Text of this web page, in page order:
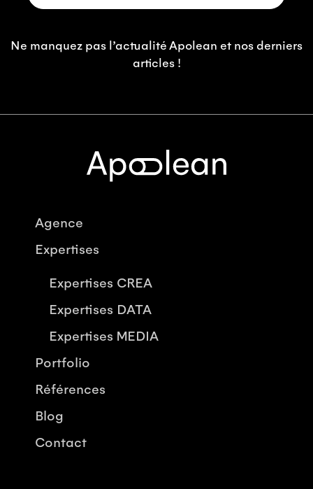
Ne manquez pas l’actualité Apolean et nos derniers
articles !
Agence
Expertises
Expertises CREA
Expertises DATA
Expertises MEDIA
Portfolio
Références
Blog
Contact